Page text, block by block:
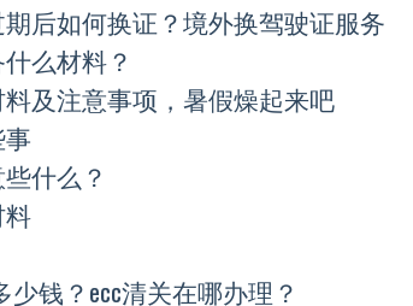
后如何换证？境外换驾驶证服务
么材料？
及注意事项，暑假燥起来吧
什么？
钱？ecc清关在哪办理？